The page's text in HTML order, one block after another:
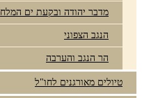
מדבר יהודה ובקעת ים המלח
הנגב הצפוני
הר הנגב והערבה
טיולים מאורגנים לחו"ל